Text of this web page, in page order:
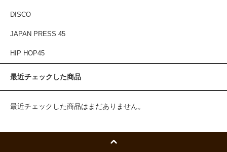
DISCO
JAPAN PRESS 45
HIP HOP45
最近チェックした商品
最近チェックした商品はまだありません。